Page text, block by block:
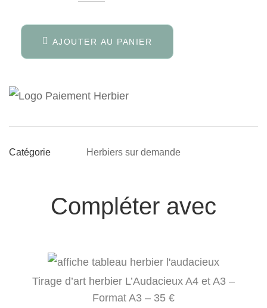
AJOUTER AU PANIER
Catégorie Herbiers sur demande
Compléter avec
Tirage d’art herbier L’Audacieux A4 et A3 –
Format A3 – 35 €